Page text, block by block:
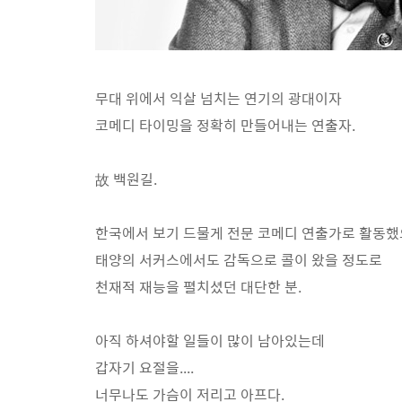
무대 위에서 익살 넘치는 연기의 광대이자
코메디 타이밍을 정확히 만들어내는 연출자.
故 백원길.
한국에서 보기 드물게 전문 코메디 연출가로 활동
태양의 서커스에서도 감독으로 콜이 왔을 정도로
천재적 재능을 펼치셨던 대단한 분.
아직 하셔야할 일들이 많이 남아있는데
갑자기 요절을....
너무나도 가슴이 저리고 아프다.